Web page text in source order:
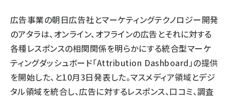
広告事業の朝日広告社とマーケティングテクノロジー開発
のアタラは、オンライン、オフラインの広告とそれに対する
各種レスポンスの相関関係を明らかにする統合型マーケ
ティングダッシュボード「Attribution Dashboard」の提供
を開始した、と10月3日発表した。マスメディア領域とデジ
タル領域を統合し、広告に対するレスポンス、口コミ、調査